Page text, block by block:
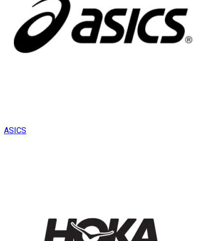
ASICS